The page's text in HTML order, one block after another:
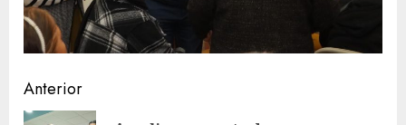
Sigue
Anterior